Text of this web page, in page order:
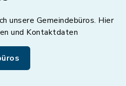
unsere Gemeindebüros. Hier
und Kontaktdaten